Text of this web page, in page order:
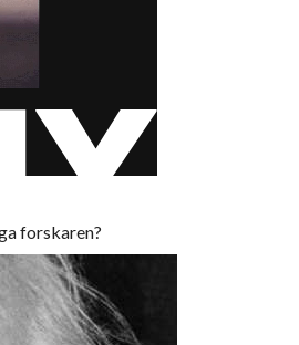
forskaren?